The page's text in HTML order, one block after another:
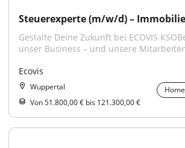
Steuerexperte (m/w/d) –
Gestalte Deine Zukunft bei ECOVIS
unser Business – und unsere
Ecovis
Wuppertal
Von 51.800,00 € bis 121.300,00 €